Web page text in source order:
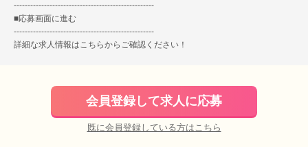
---------------------------------------------------
■応募画面に進む
---------------------------------------------------
詳細な求人情報はこちらからご確認ください！
会員登録して求人に応募
既に会員登録している方はこちら